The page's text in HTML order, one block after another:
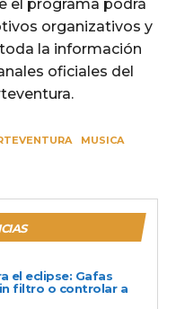
el programa podrá
organizativos y
la información
oficiales del
MUSICA
el eclipse: Gafas
filtro o controlar a